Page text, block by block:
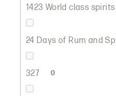
1423 World class spirits
24 Days of Rum and
327 0